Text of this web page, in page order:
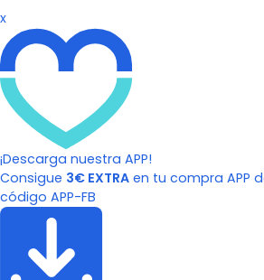
x
¡Descarga nuestra APP!
Consigue 3€ EXTRA en tu compra APP
código APP-FB